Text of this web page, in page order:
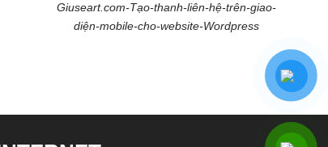
Giuseart.com-Tạo-thanh-liên-hệ-trên-giao-
diện-mobile-cho-website-Wordpress